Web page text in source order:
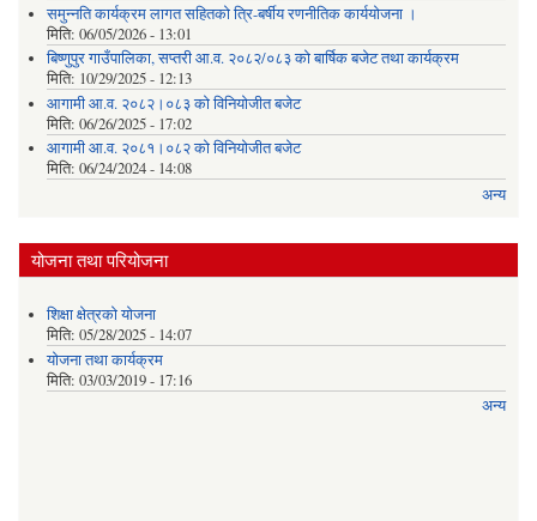
समुन्नति कार्यक्रम लागत सहितको त्रि-बर्षीय रणनीतिक कार्ययोजना ।
मिति: 06/05/2026 - 13:01
बिष्णुपुर गाउँपालिका, सप्तरी आ.व. २०८२/०८३ को बार्षिक बजेट तथा कार्यक्रम
मिति: 10/29/2025 - 12:13
आगामी आ.व. २०८२।०८३ को विनियोजीत बजेट
मिति: 06/26/2025 - 17:02
आगामी आ.व. २०८१।०८२ को विनियोजीत बजेट
मिति: 06/24/2024 - 14:08
अन्य
योजना तथा परियोजना
शिक्षा क्षेत्रकाे याेजना
मिति: 05/28/2025 - 14:07
याेजना तथा कार्यक्रम
मिति: 03/03/2019 - 17:16
अन्य